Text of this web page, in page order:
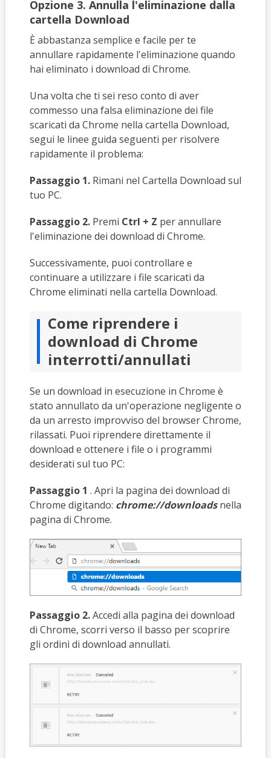
Opzione 3. Annulla l'eliminazione dalla
cartella Download
È abbastanza semplice e facile per te
annullare rapidamente l'eliminazione quando
hai eliminato i download di Chrome.
Una volta che ti sei reso conto di aver
commesso una falsa eliminazione dei file
scaricati da Chrome nella cartella Download,
segui le linee guida seguenti per risolvere
rapidamente il problema:
Passaggio 1.Rimani nel Cartella Download sul
tuo PC.
Passaggio 2.Premi Ctrl + Z per annullare
l'eliminazione dei download di Chrome.
Successivamente, puoi controllare e
continuare a utilizzare i file scaricati da
Chrome eliminati nella cartella Download.
Come riprendere i
download di Chrome
interrotti/annullati
Se un download in esecuzione in Chrome è
stato annullato da un'operazione negligente o
da un arresto improvviso del browser Chrome,
rilassati. Puoi riprendere direttamente il
download e ottenere i file o i programmi
desiderati sul tuo PC:
Passaggio 1 . Apri la pagina dei download di
Chrome digitando: chrome://downloadsnella
pagina di Chrome.
Passaggio 2.Accedi alla pagina dei download
di Chrome, scorri verso il basso per scoprire
gli ordini di download annullati.